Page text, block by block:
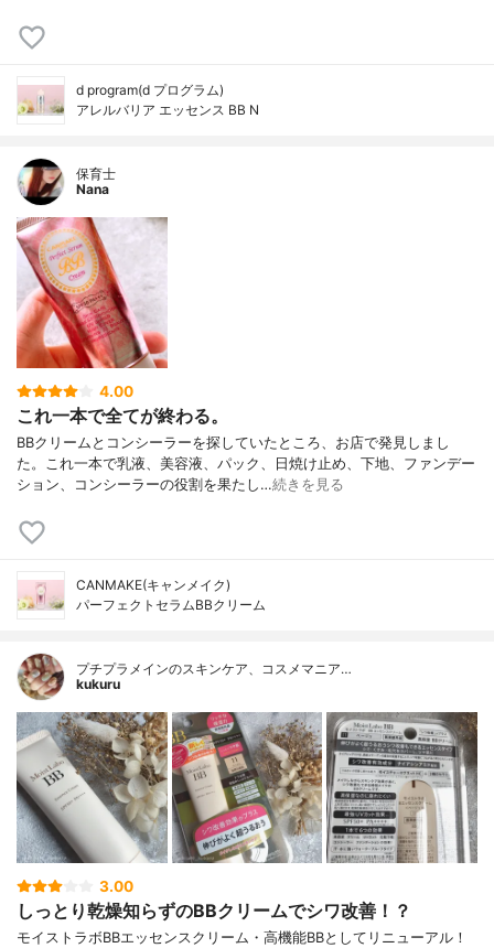
d program(d プログラム)
アレルバリア エッセンス BB N
保育士
Nana
4.00
これ一本で全てが終わる。
BBクリームとコンシーラーを探していたところ、お店で発見しまし
た。これ一本で乳液、美容液、パック、日焼け止め、下地、ファンデー
ション、コンシーラーの役割を果たし…続きを見る
CANMAKE(キャンメイク)
パーフェクトセラムBBクリーム
プチプラメインのスキンケア、コスメマニア…
kukuru
3.00
しっとり乾燥知らずのBBクリームでシワ改善！？
モイストラボBBエッセンスクリーム・高機能BBとしてリニューアル！